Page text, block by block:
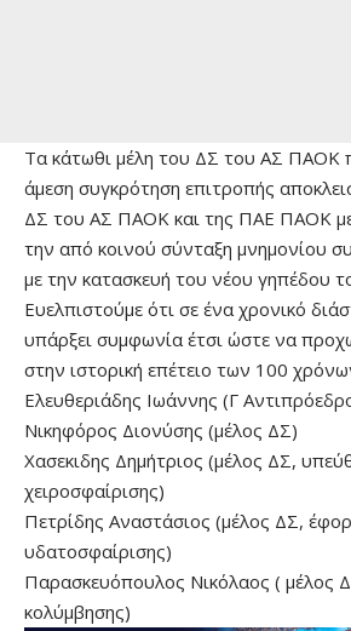
Τα κάτωθι μέλη του ΔΣ του ΑΣ ΠΑΟΚ
άμεση συγκρότηση επιτροπής
ΔΣ του ΑΣ ΠΑΟΚ και της ΠΑΕ ΠΑΟΚ
την από κοινού σύνταξη μνημονίου
με την κατασκευή του νέου γηπέδου
Ευελπιστούμε ότι σε ένα χρονικό
υπάρξει συμφωνία έτσι ώστε να
στην ιστορική επέτειο των 100
Ελευθεριάδης Ιωάννης (Γ
Νικηφόρος Διονύσης (μέλος ΔΣ)
Χασεκιδης Δημήτριος (μέλος ΔΣ,
χειροσφαίρισης)
Πετρίδης Αναστάσιος (μέλος ΔΣ,
υδατοσφαίρισης)
Παρασκευόπουλος Νικόλαος ( μέλος
κολύμβησης)